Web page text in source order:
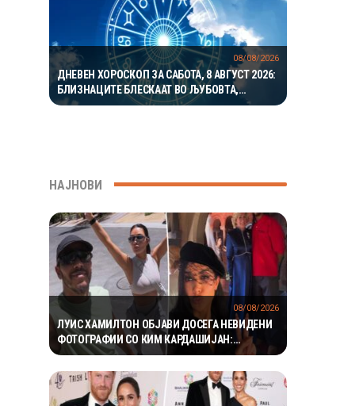
ДНЕВЕН ХОРОСКОП ЗА САБОТА, 8 АВГУСТ 2026:
БЛИЗНАЦИТЕ БЛЕСКААТ ВО ЉУБОВТА,
РАКОВИТЕ ВО КАРИЕРАТА, А ВАГИТЕ ИМААТ
08/08/2026
НАЈНОВИ
ЛУИС ХАМИЛТОН ОБЈАВИ ДОСЕГА НЕВИДЕНИ
ФОТОГРАФИИ СО КИМ КАРДАШИЈАН:
РОМАНСАТА СТАНУВА СÈ ПОСЕРИОЗНА
08/08/2026